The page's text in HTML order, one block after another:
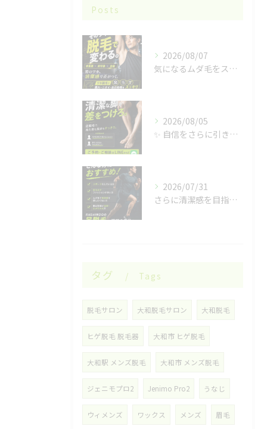
Posts
2026/08/07
気になるムダ毛をスッキリ🌿
2026/08/05
✨ 自信をさらに引き出す✨
2026/07/31
さらに清潔感を目指したい男性の皆様へ✨
タグ Tags
脱毛サロン 大和脱毛サロン 大和脱毛
ヒゲ脱毛 脱毛器 大和市 ヒゲ脱毛
大和駅 メンズ脱毛 大和市 メンズ脱毛
ジェニモプロ2 Jenimo Pro2 うなじ
ウィメンズ ワックス メンズ 眉毛